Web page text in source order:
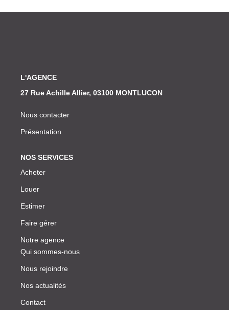
L'AGENCE
27 Rue Achille Allier, 03100 MONTLUCON
Nous contacter
Présentation
NOS SERVICES
Acheter
Louer
Estimer
Faire gérer
Notre agence
Qui sommes-nous
Nous rejoindre
Nos actualités
Contact